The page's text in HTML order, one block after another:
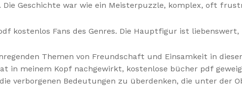
Geschichte war wie ein Meisterpuzzle, komplex, oft
kostenlos Fans des Genres. Die Hauptfigur ist
Themen von Freundschaft und Einsamkeit in
in meinem Kopf nachgewirkt, kostenlose bücher pdf
verborgenen Bedeutungen zu überdenken, die unter der